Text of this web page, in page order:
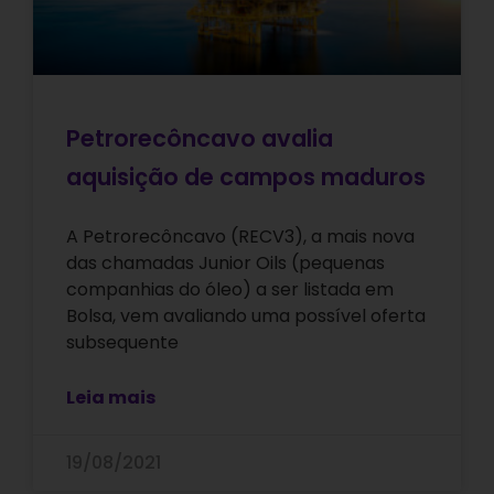
Petrorecôncavo avalia
aquisição de campos maduros
A Petrorecôncavo (RECV3), a mais nova
das chamadas Junior Oils (pequenas
companhias do óleo) a ser listada em
Bolsa, vem avaliando uma possível oferta
subsequente
Leia mais